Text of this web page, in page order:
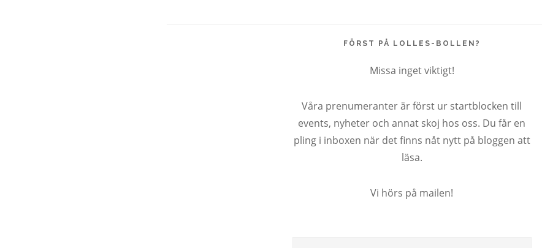
FÖRST PÅ LOLLES-BOLLEN?
Missa inget viktigt!
Våra prenumeranter är först ur startblocken till
events, nyheter och annat skoj hos oss. Du får en
pling i inboxen när det finns nåt nytt på bloggen att
läsa.
Vi hörs på mailen!